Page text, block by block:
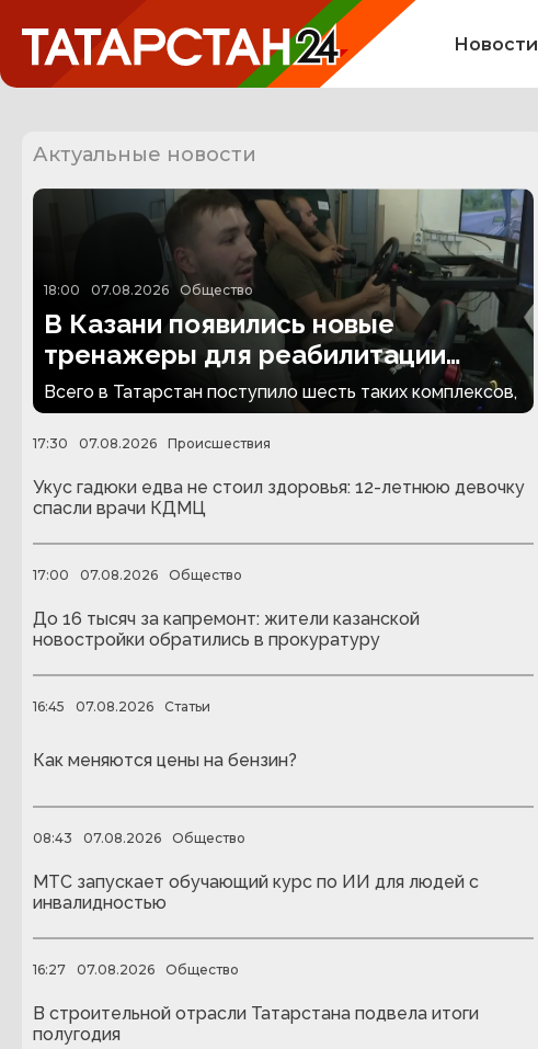
Новости
Актуальные новости
18:00 07.08.2026 Общество
В Казани появились новые
тренажеры для реабилитации
людей с ампутациями
Всего в Татарстан поступило шесть таких комплексов,
17:30 07.08.2026 Происшествия
Укус гадюки едва не стоил здоровья: 12-летнюю девочку
спасли врачи КДМЦ
17:00 07.08.2026 Общество
До 16 тысяч за капремонт: жители казанской
новостройки обратились в прокуратуру
16:45 07.08.2026 Статьи
Как меняются цены на бензин?
08:43 07.08.2026 Общество
МТС запускает обучающий курс по ИИ для людей с
инвалидностью
16:27 07.08.2026 Общество
В строительной отрасли Татарстана подвела итоги
полугодия